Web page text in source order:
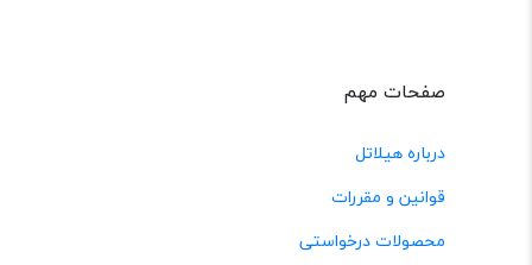
صفحات مهم
درباره هیلاتل
قوانین و مقررات
محصولات درخواستی